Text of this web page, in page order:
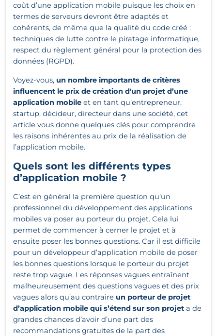
coût d’une application mobile puisque les choix en
termes de serveurs devront être adaptés et
cohérents, de même que la qualité du code créé :
techniques de lutte contre le piratage informatique,
respect du règlement général pour la protection des
données (RGPD).
Voyez-vous, un nombre importants de critères
influencent le prix de création d'un projet d’une
application mobile et en tant qu’entrepreneur,
startup, décideur, directeur dans une société, cet
article vous donne quelques clés pour comprendre
les raisons inhérentes au prix de la réalisation de
l’application mobile.
Quels sont les différents types
d’application mobile ?
C’est en général la première question qu’un
professionnel du développement des applications
mobiles va poser au porteur du projet. Cela lui
permet de commencer à cerner le projet et à
ensuite poser les bonnes questions. Car il est difficile
pour un développeur d’application mobile de poser
les bonnes questions lorsque le porteur du projet
reste trop vague. Les réponses vagues entraînent
malheureusement des questions vagues et des prix
vagues alors qu’au contraire un porteur de projet
d’application mobile qui s’étend sur son projet a de
grandes chances d’avoir d’une part des
recommandations gratuites de la part des